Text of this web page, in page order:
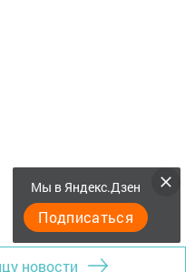
новости
Мы в Яндекс.Дзен
Подписаться